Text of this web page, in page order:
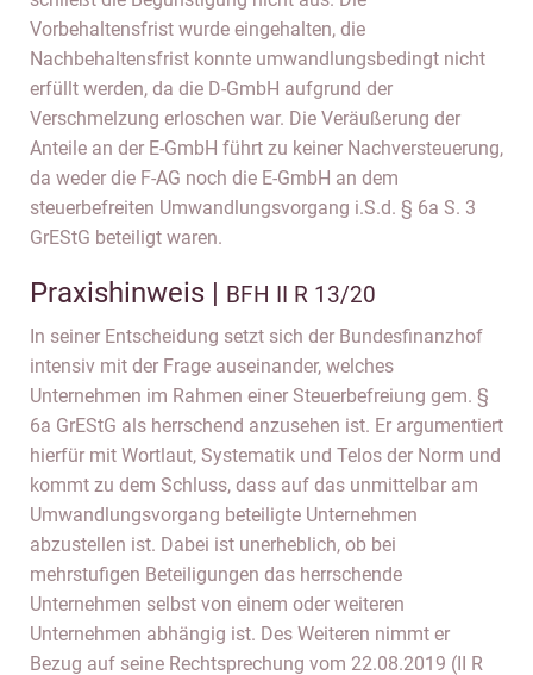
Vorbehaltensfrist wurde eingehalten, die
Nachbehaltensfrist konnte umwandlungsbedingt nicht
erfüllt werden, da die D-GmbH aufgrund der
Verschmelzung erloschen war. Die Veräußerung der
Anteile an der E-GmbH führt zu keiner Nachversteuerung,
da weder die F-AG noch die E-GmbH an dem
steuerbefreiten Umwandlungsvorgang i.S.d. § 6a S. 3
GrEStG beteiligt waren.
Praxishinweis | BFH II R 13/20
In seiner Entscheidung setzt sich der Bundesfinanzhof
intensiv mit der Frage auseinander, welches
Unternehmen im Rahmen einer Steuerbefreiung gem. §
6a GrEStG als herrschend anzusehen ist. Er argumentiert
hierfür mit Wortlaut, Systematik und Telos der Norm und
kommt zu dem Schluss, dass auf das unmittelbar am
Umwandlungsvorgang beteiligte Unternehmen
abzustellen ist. Dabei ist unerheblich, ob bei
mehrstufigen Beteiligungen das herrschende
Unternehmen selbst von einem oder weiteren
Unternehmen abhängig ist. Des Weiteren nimmt er
Bezug auf seine Rechtsprechung vom 22.08.2019 (II R